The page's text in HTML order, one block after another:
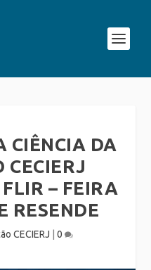
CIÊNCIA DA
CECIERJ
– FEIRA
RESENDE
CECIERJ 0